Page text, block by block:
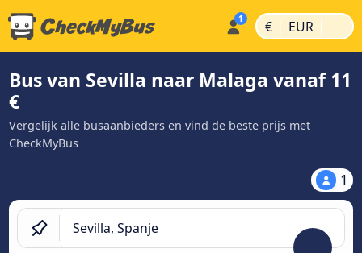
€ | EUR |
Bus van Sevilla naar Malaga vanaf 11
€
Vergelijk alle busaanbieders en vind de beste prijs met
CheckMyBus
1